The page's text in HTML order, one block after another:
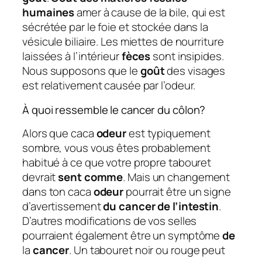
humainesamer à cause de la bile, qui est
sécrétée par le foie et stockée dans la
vésicule biliaire. Les miettes de nourriture
laissées à l’intérieurfècessont insipides.
Nous supposons que legoûtdes visages
est relativement causée par l’odeur.
À quoi ressemble le cancer du côlon?
Alors que cacaodeurest typiquement
sombre, vous vous êtes probablement
habitué à ce que votre propre tabouret
devraitsent comme. Mais un changement
dans ton cacaodeurpourrait être un signe
d’avertissementdu cancer de l’intestin.
D’autres modifications de vos selles
pourraient également être un symptômede
lacancer. Un tabouret noir ou rouge peut